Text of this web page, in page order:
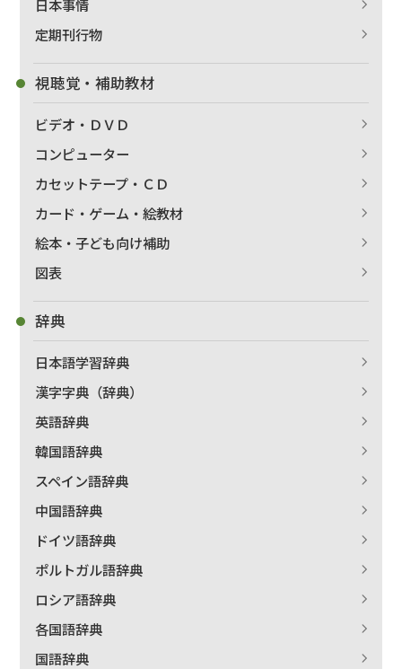
出版社名で絞り込む
著者名で絞り込む
日本事情
定期刊行物
視聴覚・補助教材
ビデオ・ＤＶＤ
コンピューター
カセットテープ・ＣＤ
カード・ゲーム・絵教材
絵本・子ども向け補助
図表
辞典
日本語学習辞典
漢字字典（辞典）
英語辞典
韓国語辞典
スペイン語辞典
中国語辞典
ドイツ語辞典
ポルトガル語辞典
ロシア語辞典
各国語辞典
国語辞典